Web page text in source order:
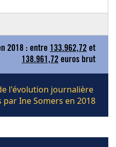
2018 : entre 133.962,72 et
138.961,72 euros brut
l'évolution journalière
Ine Somers en 2018